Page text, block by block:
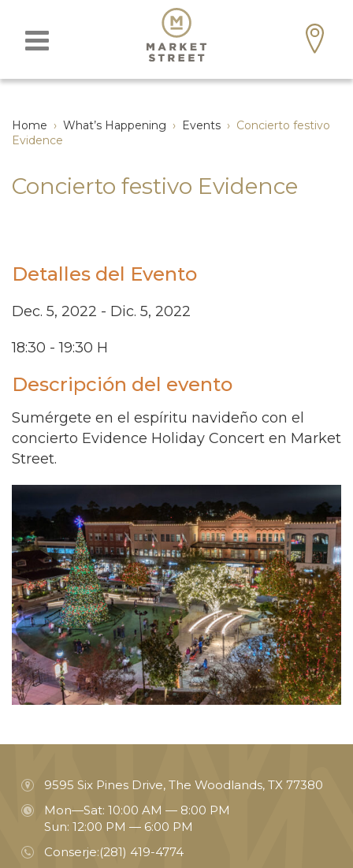
Home › What’s Happening › Events › Concierto festivo
Evidence
Concierto festivo Evidence
Detalles del Evento
Dec. 5, 2022 - Dic. 5, 2022
18:30 - 19:30 H
Descripción del evento
Sumérgete en el espíritu navideño con el
concierto Evidence Holiday Concert en Market
Street.
9595 Six Pines Drive, The Woodlands, TX 77380
Mon—Sat: 10:00 AM — 8:00 PM
Sun: 12:00 PM — 6:00 PM
Conserje:(281) 419-4774